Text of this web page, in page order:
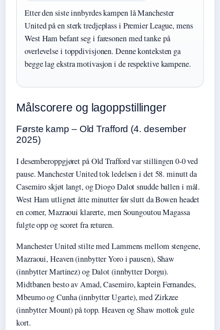
Etter den siste innbyrdes kampen lå Manchester
United på en sterk tredjeplass i Premier League, mens
West Ham befant seg i faresonen med tanke på
overlevelse i toppdivisjonen. Denne konteksten ga
begge lag ekstra motivasjon i de respektive kampene.
Målscorere og lagoppstillinger
Første kamp – Old Trafford (4. desember
2025)
I desemberoppgjøret på Old Trafford var stillingen 0-0 ved
pause. Manchester United tok ledelsen i det 58. minutt da
Casemiro skjøt langt, og Diogo Dalot snudde ballen i mål.
West Ham utlignet åtte minutter før slutt da Bowen headet
en corner, Mazraoui klarerte, men Soungoutou Magassa
fulgte opp og scoret fra returen.
Manchester United stilte med Lammens mellom stengene,
Mazraoui, Heaven (innbytter Yoro i pausen), Shaw
(innbytter Martinez) og Dalot (innbytter Dorgu).
Midtbanen besto av Amad, Casemiro, kaptein Fernandes,
Mbeumo og Cunha (innbytter Ugarte), med Zirkzee
(innbytter Mount) på topp. Heaven og Shaw mottok gule
kort.